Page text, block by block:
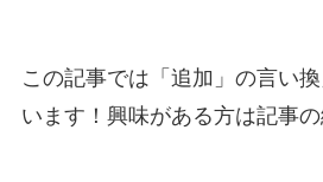
この記事では「追加」の言い
います！興味がある方は記事の